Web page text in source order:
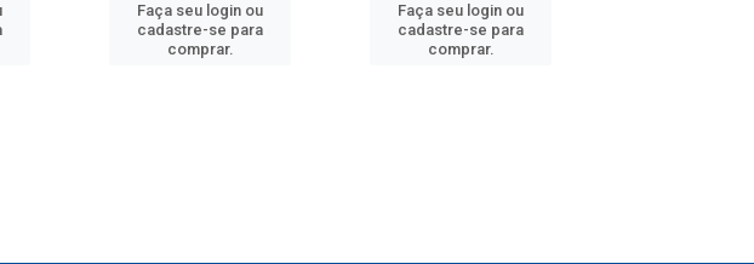
Faça seu login ou
cadastre-se para
comprar.
Faça seu login ou
cadastre-se para
comprar.